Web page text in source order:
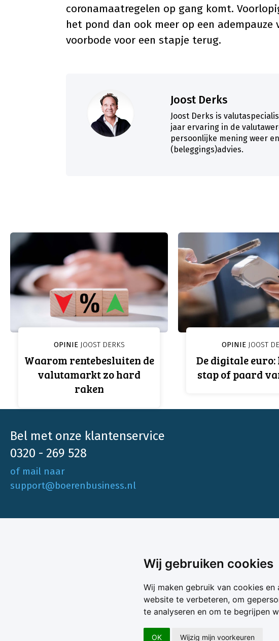
Wij gebruiken cookies
Wij maken gebruik van cookies
website te verbeteren, om
te analyseren en om te begrijpen
OK Wijzig mijn voorkeuren
coronamaatregelen op gang komt.
het pond dan ook meer op een
voorbode voor een stapje terug.
Joost Derks
Joost Derks is
jaar ervaring in de
persoonlijke mening weer
(beleggings)advies.
OPINIEJOOST DERKS
Waarom rentebesluiten de
valutamarkt zo hard
raken
OPINIEJOOST
De digitale euro:
stap of paard
Bel met onze klantenservice
0320 - 269 528
of mail naar
support@boerenbusiness.nl
Boerenbusiness is je partner op het gebied
van onafhankelijke en betrouwbare
marktinformatie en -data. Elke dag opnieuw
zijn wij een onmisbare bron voor agrarisch
Ons aanbod
Melk & Voer
Melkprijsvergelijker
Varkens & Voer
Koersen